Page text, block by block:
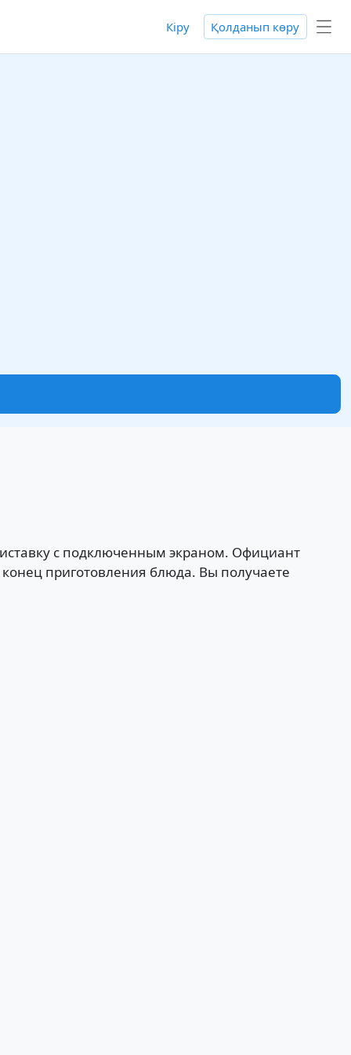
Кіру Қолданып көру
с подключенным экраном. Официант
приготовления блюда. Вы получаете